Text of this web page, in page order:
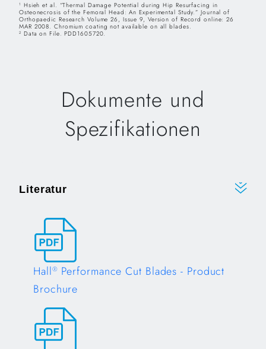
1
Hsieh et al. “Thermal Damage Potential during Hip Resurfacing in
Osteonecrosis of the Femoral Head: An Experimental Study.” Journal of
Orthopaedic Research Volume 26, Issue 9, Version of Record online: 26
MAR 2008. Chromium coating not available on all blades.
2 Data on File. PDD1605720.
Dokumente und
Spezifikationen
Literatur
Hall® Performance Cut Blades - Product
Brochure
Opens in a new tab